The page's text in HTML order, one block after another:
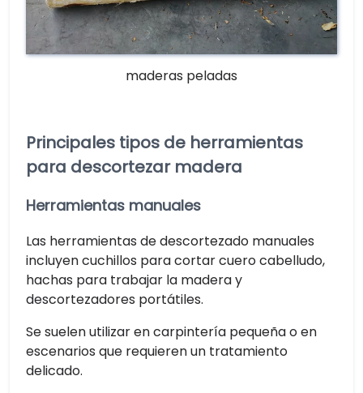
maderas peladas
Principales tipos de herramientas
para descortezar madera
Herramientas manuales
Las herramientas de descortezado manuales
incluyen cuchillos para cortar cuero cabelludo,
hachas para trabajar la madera y
descortezadores portátiles.
Se suelen utilizar en carpintería pequeña o en
escenarios que requieren un tratamiento
delicado.